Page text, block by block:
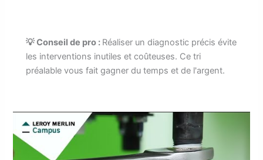
💡 Conseil de pro : Réaliser un diagnostic précis évite
les interventions inutiles et coûteuses. Ce tri
préalable vous fait gagner du temps et de l'argent.